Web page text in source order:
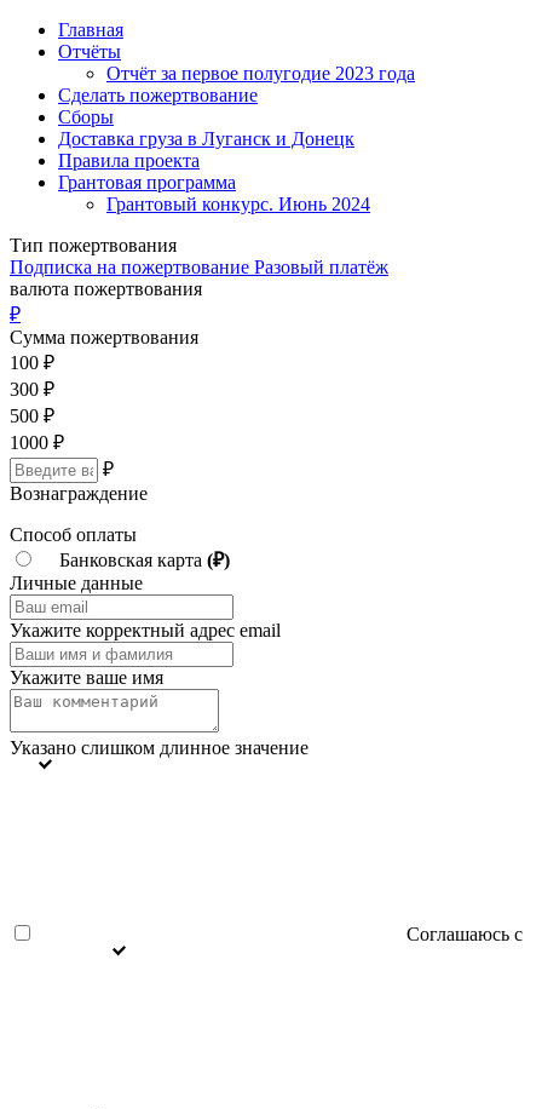
Главная
Отчёты
Отчёт за первое полугодие 2023 года
Сделать пожертвование
Сборы
Доставка груза в Луганск и Донецк
Правила проекта
Грантовая программа
Грантовый конкурс. Июнь 2024
Тип пожертвования
Подписка на пожертвование Разовый платёж
валюта пожертвования
₽
Сумма пожертвования
100 ₽
300 ₽
500 ₽
1000 ₽
₽
Вознаграждение
Способ оплаты
Банковская карта (₽)
Личные данные
Укажите корректный адрес email
Укажите ваше имя
Указано слишком длинное значение
Соглашаюсь с